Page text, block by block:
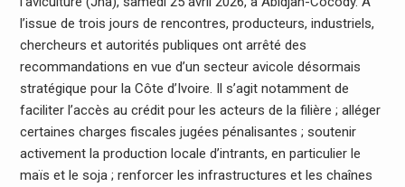
l’issue de trois jours de rencontres, producteurs, industriels,
chercheurs et autorités publiques ont arrêté des
recommandations en vue d’un secteur avicole désormais
stratégique pour la Côte d’Ivoire. Il s’agit notamment de
faciliter l’accès au crédit pour les acteurs de la filière ; alléger
certaines charges fiscales jugées pénalisantes ; soutenir
activement la production locale d’intrants, en particulier le
maïs et le soja ; renforcer les infrastructures et les chaînes